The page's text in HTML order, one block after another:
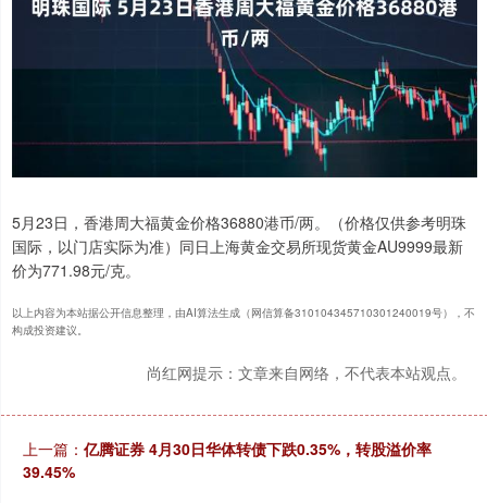
5月23日，香港周大福黄金价格36880港币/两。（价格仅供参考明珠
国际，以门店实际为准）同日上海黄金交易所现货黄金AU9999最新
价为771.98元/克。
以上内容为本站据公开信息整理，由AI算法生成（网信算备310104345710301240019号），不
构成投资建议。
尚红网提示：文章来自网络，不代表本站观点。
上一篇： 亿腾证券 4月30日华体转债下跌0.35%，转股溢价率
39.45%